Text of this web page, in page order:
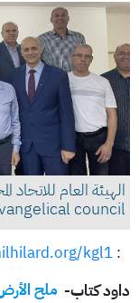
الهيئة العام
council
:
kgl1
داود كتاب- ملح